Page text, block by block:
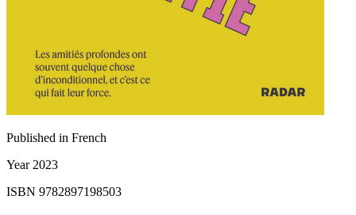
Published in French
Year2023
ISBN 9782897198503